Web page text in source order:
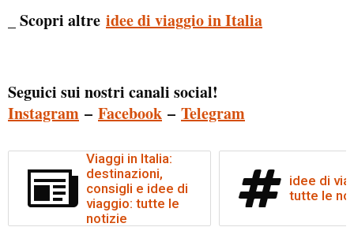
_ Scopri altre idee di viaggio in Italia
Seguici sui nostri canali social!
Instagram – Facebook – Telegram
Viaggi in Italia:
destinazioni,
consigli e idee di
viaggio: tutte le
notizie
idee di
tutte le